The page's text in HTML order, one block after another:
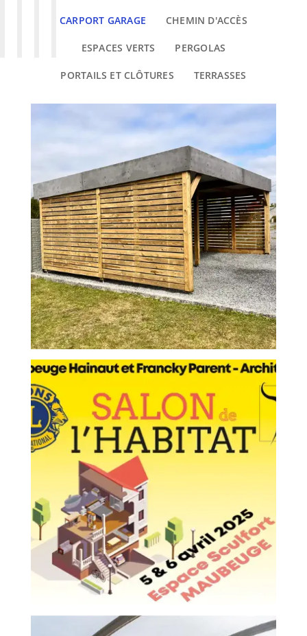
CARPORT GARAGE CHEMIN D'ACCÈS
ESPACES VERTS PERGOLAS
PORTAILS ET CLÔTURES TERRASSES